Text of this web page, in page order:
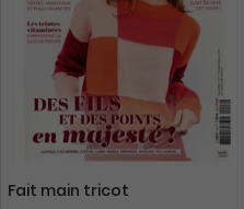
Fait main tricot